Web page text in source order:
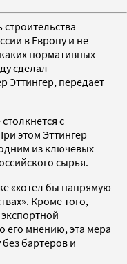
в Европу и не
нормативных
сделал
Эттингер, передает
с
этом Эттингер
из ключевых
сырья.
«хотел бы напрямую
Кроме того,
его мнению, эта мера
бартеров и